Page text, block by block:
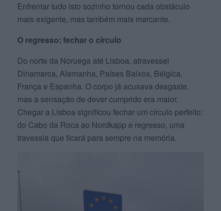
Enfrentar tudo isto sozinho tornou cada obstáculo
mais exigente, mas também mais marcante.
O regresso: fechar o círculo
Do norte da Noruega até Lisboa, atravessei
Dinamarca, Alemanha, Países Baixos, Bélgica,
França e Espanha. O corpo já acusava desgaste,
mas a sensação de dever cumprido era maior.
Chegar a Lisboa significou fechar um círculo perfeito:
do Cabo da Roca ao Nordkapp e regresso, uma
travessia que ficará para sempre na memória.